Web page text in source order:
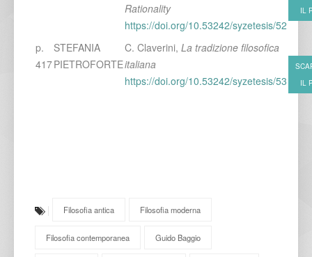
Rationality
https://doi.org/10.53242/syzetesis/52
IL
p.
417
STEFANIA
PIETROFORTE
C. Claverini, La tradizione filosofica
italiana
https://doi.org/10.53242/syzetesis/53
IL
Filosofia antica Filosofia moderna
Filosofia contemporanea Guido Baggio